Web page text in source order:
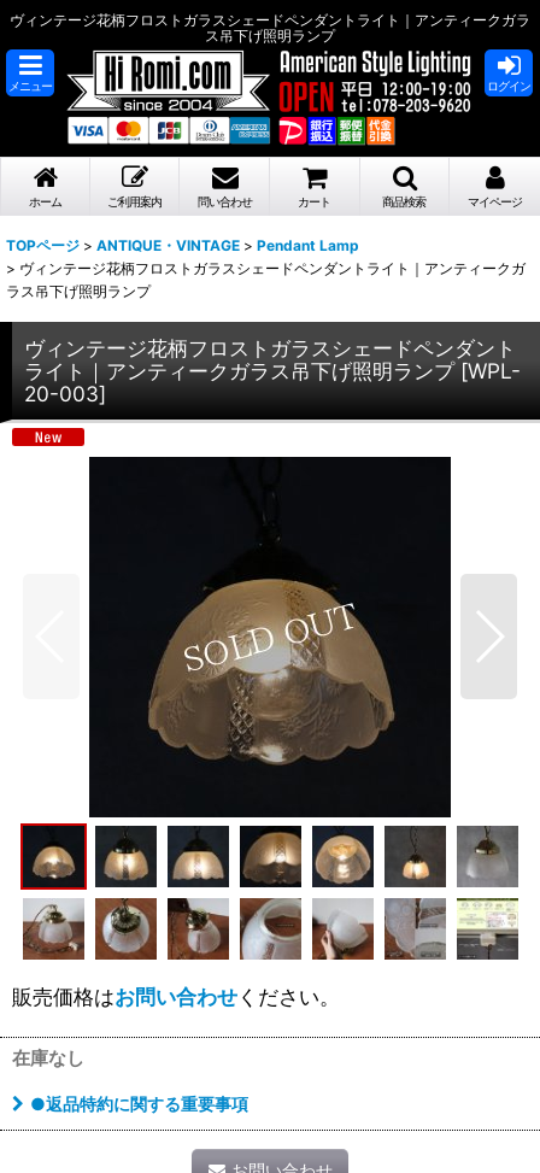
ヴィンテージ花柄フロストガラスシェードペンダントライト｜アンティークガラ
ス吊下げ照明ランプ
メニュー ログイン
ホーム ご利用案内 問い合わせ カート 商品検索 マイページ
TOPページ > ANTIQUE・VINTAGE > Pendant Lamp
> ヴィンテージ花柄フロストガラスシェードペンダントライト｜アンティークガ
ラス吊下げ照明ランプ
ヴィンテージ花柄フロストガラスシェードペンダント
ライト｜アンティークガラス吊下げ照明ランプ [WPL-
20-003]
販売価格はお問い合わせください。
在庫なし
●返品特約に関する重要事項